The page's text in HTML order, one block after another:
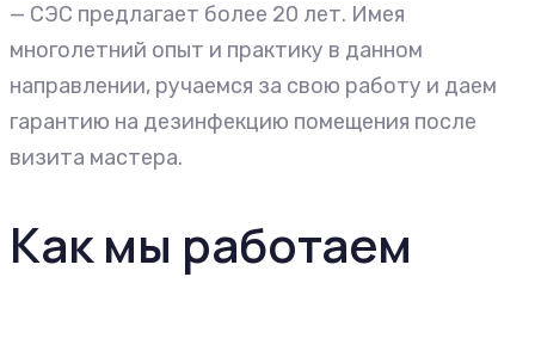
— СЭС предлагает более 20 лет. Имея
многолетний опыт и практику в данном
направлении, ручаемся за свою работу и даем
гарантию на дезинфекцию помещения после
визита мастера.
Как мы работаем